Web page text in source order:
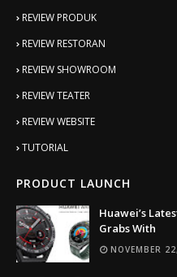
REVIEW PRODUK
REVIEW RESTORAN
REVIEW SHOWROOM
REVIEW TEATER
REVIEW WEBSITE
TUTORIAL
PRODUCT LAUNCH
Huawei’s
Grabs With
NOVEMBER